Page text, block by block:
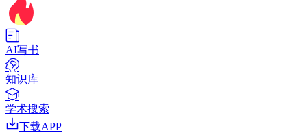
AI写书
知识库
学术搜索
下载APP